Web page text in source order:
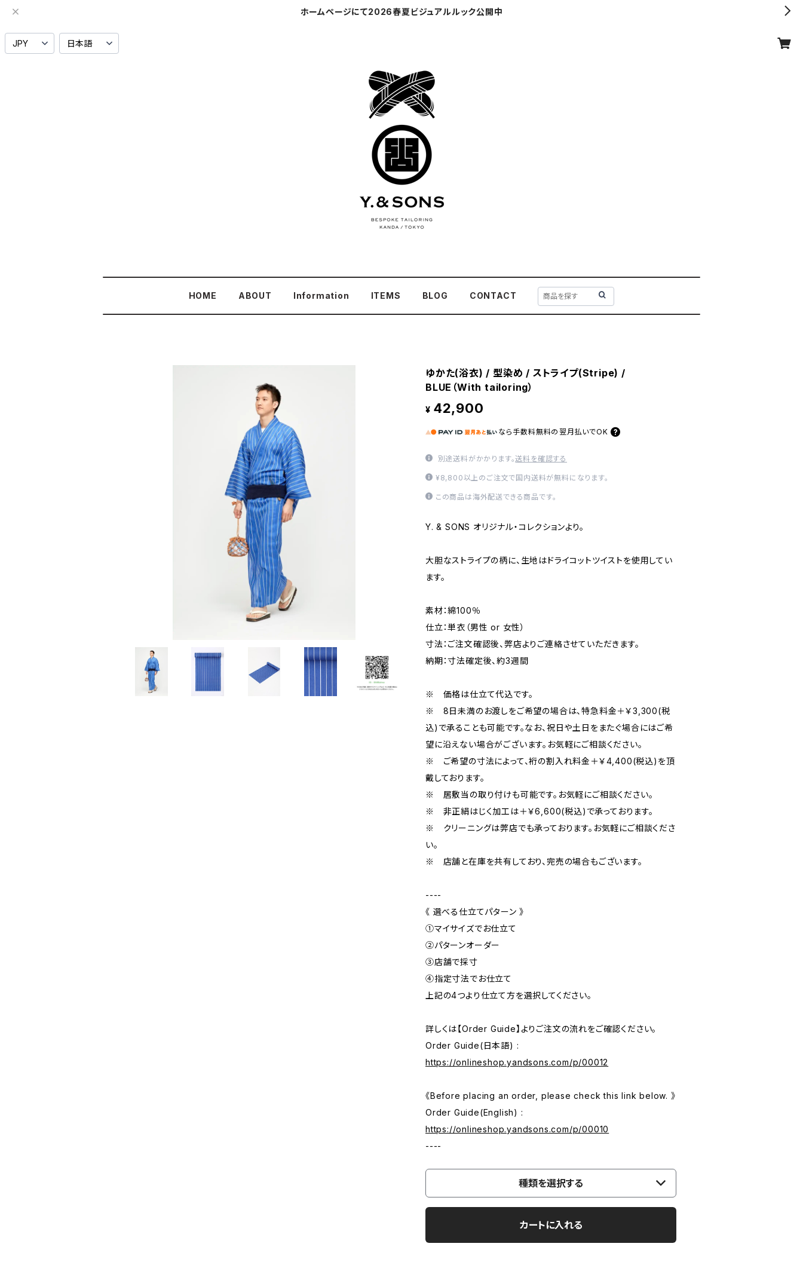
ホームページにて2026春夏ビジュアルルック公開中
HOME ABOUT Information ITEMS BLOG CONTACT
ゆかた(浴衣) / 型染め / ストライプ(Stripe) /
BLUE（With tailoring）
¥ 42,900
なら 手数料無料の 翌月払いでOK
別途送料がかかります。送料を確認する
¥8,800以上のご注文で国内送料が無料になります。
この商品は海外配送できる商品です。
Y. & SONS オリジナル・コレクションより。
大胆なストライプの柄に、生地はドライコットツイストを使用してい
ます。
素材：綿100％
仕立：単衣（男性 or 女性）
寸法：ご注文確認後、弊店よりご連絡させていただきます。
納期：寸法確定後、約3週間
※ 価格は仕立て代込です。
※ 8日未満のお渡しをご希望の場合は、特急料金＋￥3,300(税
込)で承ることも可能です。なお、祝日や土日をまたぐ場合にはご希
望に沿えない場合がございます。お気軽にご相談ください。
※ ご希望の寸法によって、裄の割入れ料金＋￥4,400(税込)を頂
戴しております。
※ 居敷当の取り付けも可能です。お気軽にご相談ください。
※ 非正絹はじく加工は＋￥6,600(税込)で承っております。
※ クリーニングは弊店でも承っております。お気軽にご相談くださ
い。
※ 店舗と在庫を共有しており、完売の場合もございます。
----
《 選べる仕立てパターン 》
①マイサイズでお仕立て
②パターンオーダー
③店舗で採寸
➃指定寸法でお仕立て
上記の4つより仕立て方を選択してください。
詳しくは【Order Guide】よりご注文の流れをご確認ください。
Order Guide(日本語) :
https://onlineshop.yandsons.com/p/00012
《Before placing an order, please check this link below. 》
Order Guide(English) :
https://onlineshop.yandsons.com/p/00010
----
種類を選択する
カートに入れる